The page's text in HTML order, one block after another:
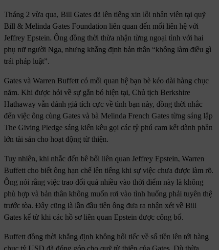
Tháng 2 vừa qua, Bill Gates đã lên tiếng xin lỗi nhân viên tại quỹ
Bill & Melinda Gates Foundation liên quan đến mối liên hệ với
Jeffrey Epstein. Ông đồng thời thừa nhận từng ngoại tình với hai
phụ nữ người Nga, nhưng khẳng định bản thân “không làm điều gì
trái pháp luật”.
Gates và Warren Buffett có mối quan hệ bạn bè kéo dài hàng chục
năm. Khi được hỏi về sự gắn bó hiện tại, Chủ tịch Berkshire
Hathaway vẫn đánh giá tích cực về tình bạn này, đồng thời nhắc
đến việc ông cùng Gates và bà Melinda French Gates từng sáng lập
The Giving Pledge sáng kiến kêu gọi các tỷ phú cam kết dành phần
lớn tài sản cho hoạt động từ thiện.
Tuy nhiên, khi nhắc đến bê bối liên quan Jeffrey Epstein, Warren
Buffett cho biết ông hạn chế lên tiếng khi sự việc chưa được làm rõ.
Ông nói rằng việc trao đổi quá nhiều vào thời điểm này là không
phù hợp và bản thân không muốn rơi vào tình huống phải tuyên thệ
trước tòa. Đây cũng là lần đầu tiên ông đưa ra nhận xét về Bill
Gates kể từ khi các hồ sơ liên quan Epstein được công bố.
Buffett đồng thời khẳng định không hối tiếc về số tiền lên tới hàng